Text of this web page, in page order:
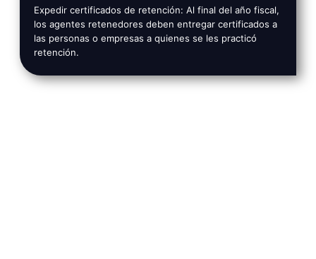
Expedir certificados de retención: Al final del año fiscal,
los agentes retenedores deben entregar certificados a
las personas o empresas a quienes se les practicó
retención.